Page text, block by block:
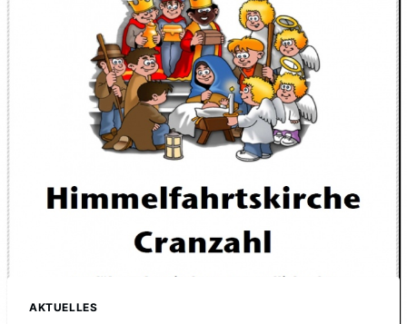
AKTUELLES